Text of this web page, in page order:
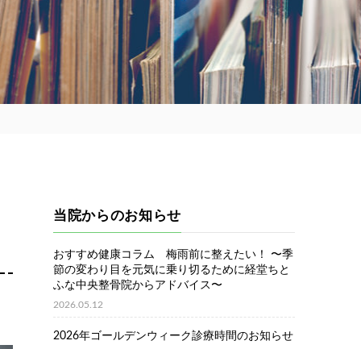
当院からのお知らせ
おすすめ健康コラム 梅雨前に整えたい！ 〜季
節の変わり目を元気に乗り切るために経堂ちと
ふな中央整骨院からアドバイス〜
2026.05.12
2026年ゴールデンウィーク診療時間のお知らせ